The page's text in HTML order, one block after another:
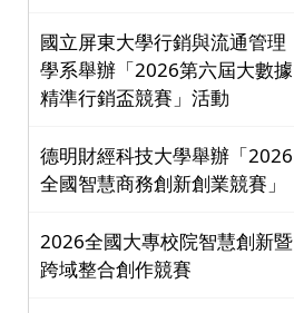
國立屏東大學行銷與流通管理
學系舉辦「2026第六屆大數據
精準行銷盃競賽」活動
德明財經科技大學舉辦「2026
全國智慧商務創新創業競賽」
2026全國大專校院智慧創新暨
跨域整合創作競賽